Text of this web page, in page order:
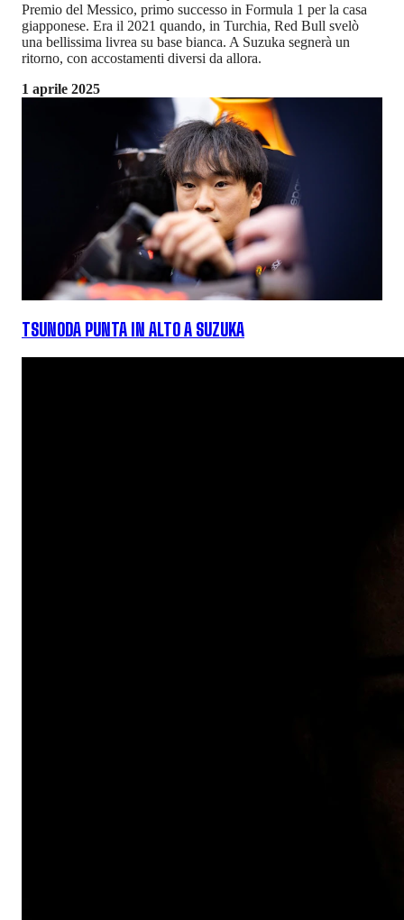
Premio del Messico, primo successo in Formula 1 per la casa
giapponese. Era il 2021 quando, in Turchia, Red Bull svelò
una bellissima livrea su base bianca. A Suzuka segnerà un
ritorno, con accostamenti diversi da allora.
1 aprile 2025
TSUNODA PUNTA IN ALTO A SUZUKA